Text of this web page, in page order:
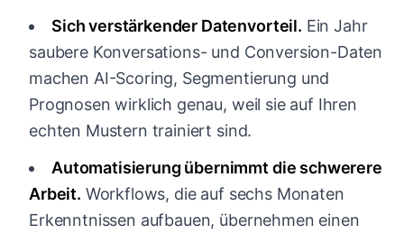
Sich verstärkender Datenvorteil. Ein Jahr
saubere Konversations- und Conversion-Daten
machen AI-Scoring, Segmentierung und
Prognosen wirklich genau, weil sie auf Ihren
echten Mustern trainiert sind.
Automatisierung übernimmt die schwerere
Arbeit. Workflows, die auf sechs Monaten
Erkenntnissen aufbauen, übernehmen einen